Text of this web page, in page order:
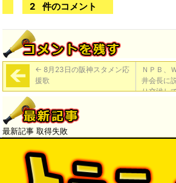
2 件のコメント
← 8月23日の阪神スタメン応
援歌
ＮＰＢ、
井会長に
り交渉し
最新記事 取得失敗